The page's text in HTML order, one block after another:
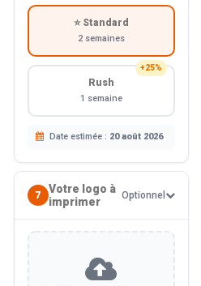
⭐ Standard
2 semaines
+25%
Rush
1 semaine
Date estimée : 20 août 2026
7
Votre logo à
imprimer
Optionnel